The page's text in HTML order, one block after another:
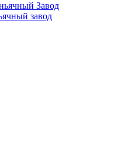
Завод
завод